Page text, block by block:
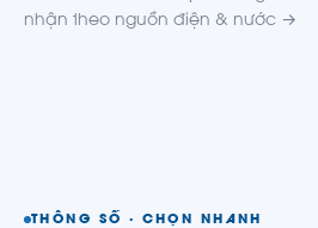
nhận theo nguồn điện & nước →
THÔNG SỐ · CHỌN NHANH